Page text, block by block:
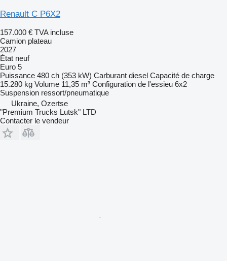
Renault C P6X2
157.000 € TVA incluse
Camion plateau
2027
État neuf
Euro 5
Puissance 480 ch (353 kW) Carburant diesel Capacité de charge
15.280 kg Volume 11,35 m³ Configuration de l'essieu 6x2
Suspension ressort/pneumatique
Ukraine, Ozertse
"Premium Trucks Lutsk" LTD
Contacter le vendeur